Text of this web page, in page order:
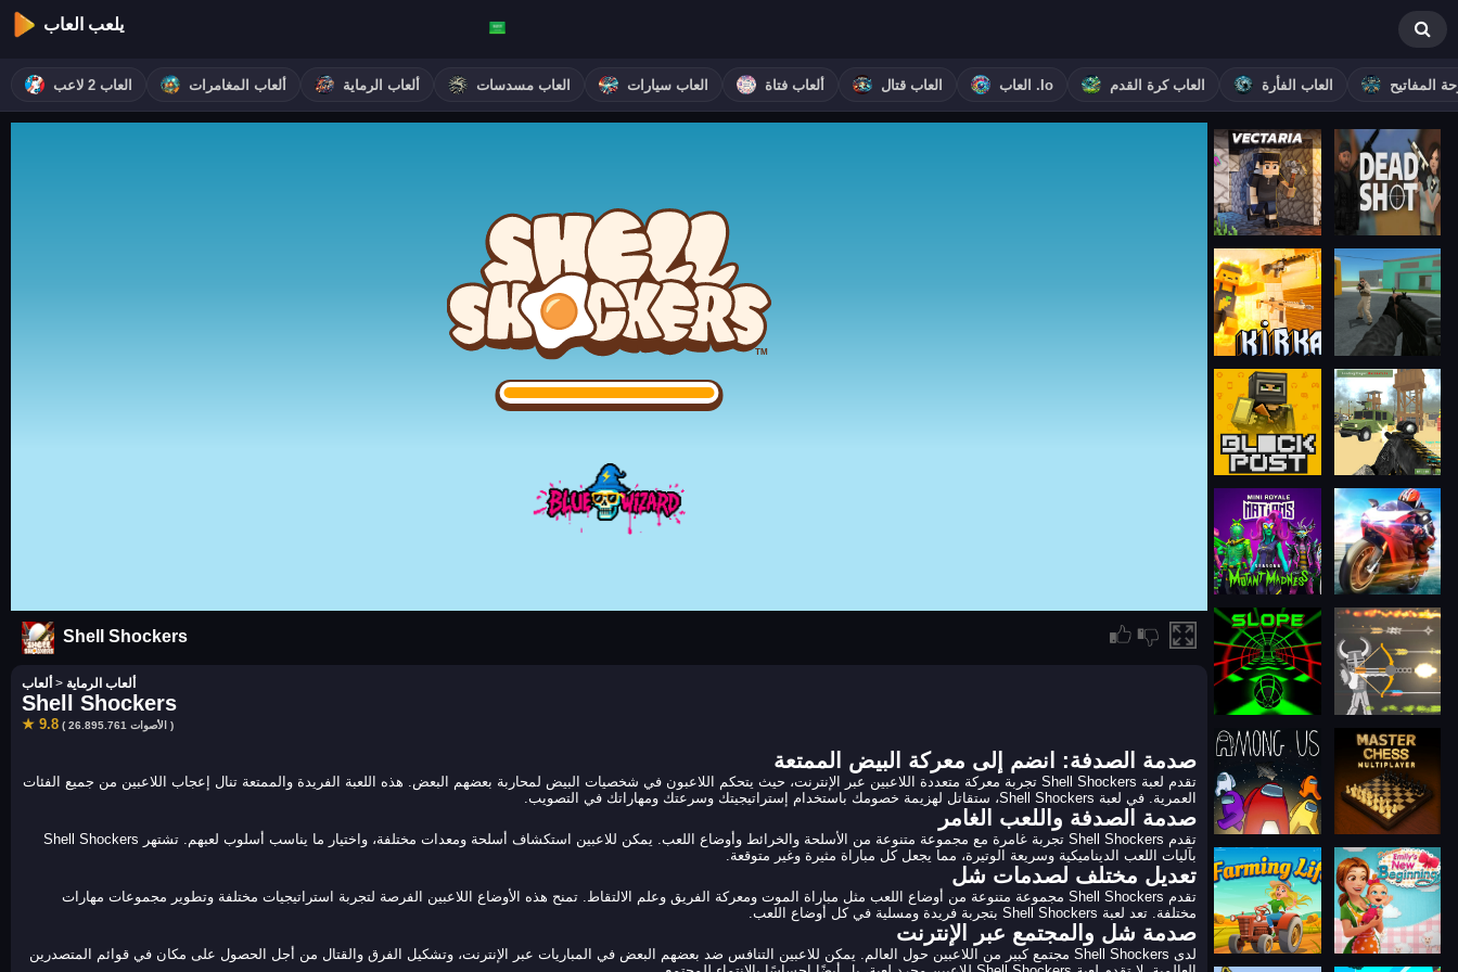
يلعب العاب
العاب 2 لاعب ألعاب المغامرات ألعاب الرماية العاب مسدسات العاب سيارات ألعاب فتاة العاب قتال العاب .io العاب كرة القدم العاب الفأرة المفاتيح
Shell Shockers
ألعاب > ألعاب الرماية
Shell Shockers
★ 9.8 ( 26.895.761 الأصوات )
صدمة الصدفة: انضم إلى معركة البيض الممتعة
تقدم لعبة Shell Shockers تجربة معركة متعددة اللاعبين عبر الإنترنت، حيث يتحكم اللاعبون في شخصيات البيض لمحاربة بعضهم البعض. هذه اللعبة الفريدة والممتعة تنال إعجاب اللاعبين من جميع الفئات
العمرية. في لعبة Shell Shockers، ستقاتل لهزيمة خصومك باستخدام إستراتيجيتك وسرعتك ومهاراتك في التصويب.
صدمة الصدفة واللعب الغامر
تقدم Shell Shockers تجربة غامرة مع مجموعة متنوعة من الأسلحة والخرائط وأوضاع اللعب. يمكن للاعبين استكشاف أسلحة ومعدات مختلفة، واختيار ما يناسب أسلوب لعبهم. تشتهر Shell Shockers
بآليات اللعب الديناميكية وسريعة الوتيرة، مما يجعل كل مباراة مثيرة وغير متوقعة.
تعديل مختلف لصدمات شل
تقدم Shell Shockers مجموعة متنوعة من أوضاع اللعب مثل مباراة الموت ومعركة الفريق وعلم الالتقاط. تمنح هذه الأوضاع اللاعبين الفرصة لتجربة استراتيجيات مختلفة وتطوير مجموعات مهارات
مختلفة. تعد لعبة Shell Shockers بتجربة فريدة ومسلية في كل أوضاع اللعب.
صدمة شل والمجتمع عبر الإنترنت
لدى Shell Shockers مجتمع كبير من اللاعبين حول العالم. يمكن للاعبين التنافس ضد بعضهم البعض في المباريات عبر الإنترنت، وتشكيل الفرق والقتال من أجل الحصول على مكان في قوائم المتصدرين